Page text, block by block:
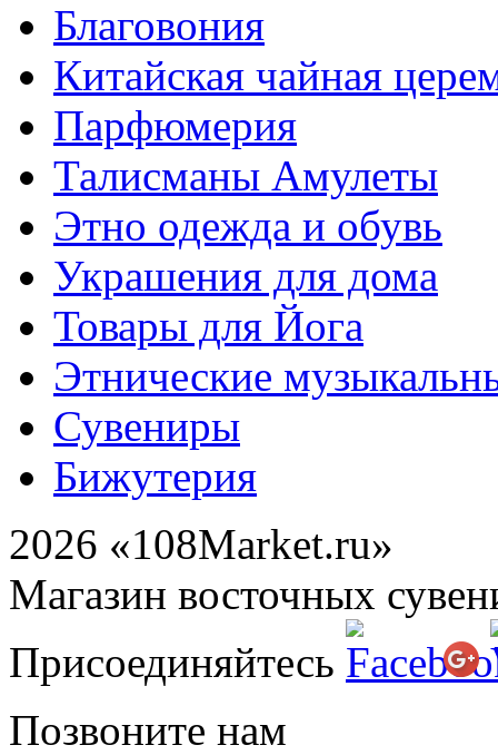
Благовония
Китайская чайная
Парфюмерия
Талисманы Амулеты
Этно одежда и обувь
Украшения для дома
Товары для Йога
Этнические
Сувениры
Бижутерия
2026 «108Market.ru»
Магазин восточных
Присоединяйтесь
Позвоните нам